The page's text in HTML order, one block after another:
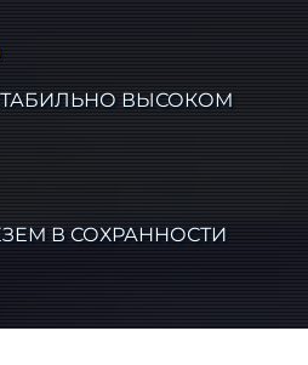
ВЫСОКОМ
В СОХРАННОСТИ